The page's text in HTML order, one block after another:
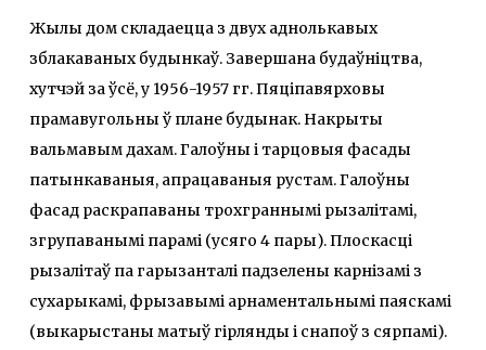
Жылы дом складаецца з двух аднолькавых
зблакаваных будынкаў. Завершана будаўніцтва,
хутчэй за ўсё, у 1956-1957 гг. Пяціпавярховы
прамавугольны ў плане будынак. Накрыты
вальмавым дахам. Галоўны і тарцовыя фасады
патынкаваныя, апрацаваныя рустам. Галоўны
фасад раскрапаваны трохграннымі рызалітамі,
згрупаванымі парамі (усяго 4 пары). Плоскасці
рызалітаў па гарызанталі падзелены карнізамі з
сухарыкамі, фрызавымі арнаментальнымі паяскамі
(выкарыстаны матыў гірлянды і снапоў з сярпамі).